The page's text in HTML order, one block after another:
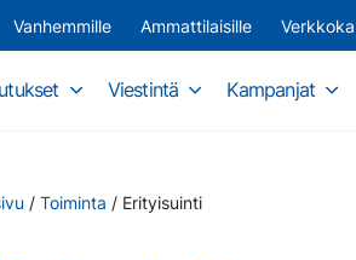
Vanhemmille Ammattilaisille
Viestintä Kampanjat
/ Toiminta / Erityisuinti